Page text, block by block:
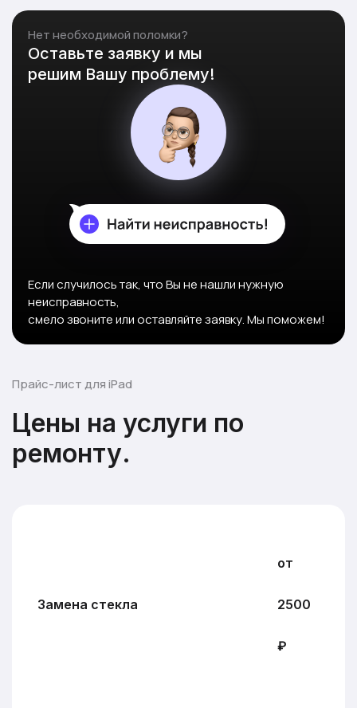
Нет необходимой поломки?
Оставьте заявку и мы
решим Вашу проблему!
Если случилось так, что Вы не нашли нужную
неисправность,
смело звоните или оставляйте заявку. Мы поможем!
Прайс-лист для iPad
Цены на услуги по
ремонту.
Замена стекла
от
2500
₽